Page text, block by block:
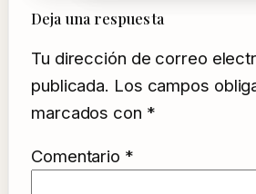
Deja una respuesta
Tu dirección de correo
publicada. Los campos
marcados con *
Comentario *